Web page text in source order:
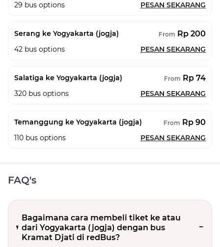
29 bus options PESAN SEKARANG
Serang ke Yogyakarta (jogja) From Rp 200
42 bus options PESAN SEKARANG
Salatiga ke Yogyakarta (jogja) From Rp 74
320 bus options PESAN SEKARANG
Temanggung ke Yogyakarta (jogja) From Rp 90
110 bus options PESAN SEKARANG
FAQ's
Bagaimana cara membeli tiket ke atau
dari Yogyakarta (jogja) dengan bus
Kramat Djati di redBus?